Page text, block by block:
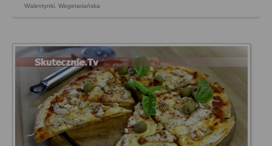
Walentynki Wegetariańska